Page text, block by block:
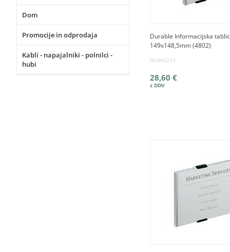
Dom
Promocije in odprodaja
Kabli - napajalniki - polnilci -
hubi
Durable Informacijska
149x148,5mm (4802)
DU480223
28,60 €